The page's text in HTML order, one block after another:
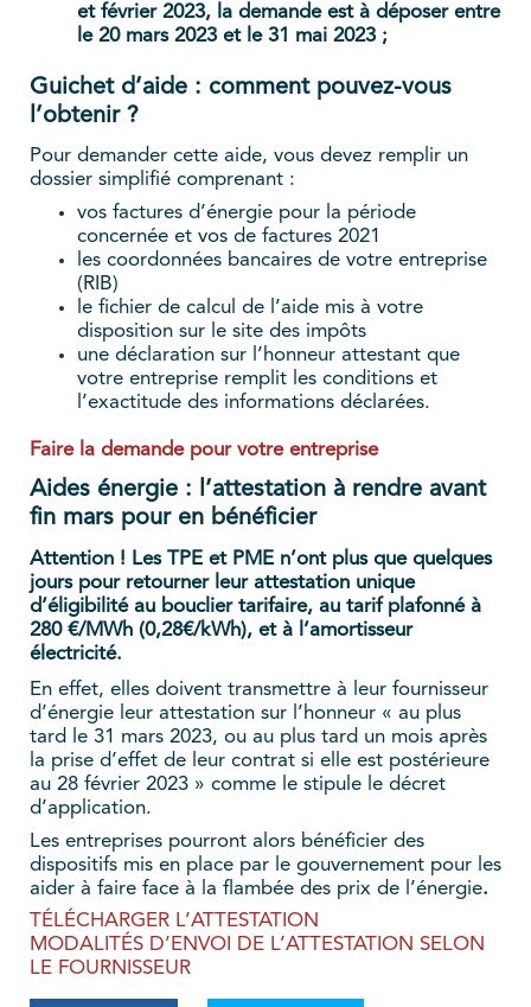
et février 2023, la demande est à déposer entre
le 20 mars 2023 et le 31 mai 2023 ;
Guichet d’aide : comment pouvez-vous
l’obtenir ?
Pour demander cette aide, vous devez remplir un
dossier simplifié comprenant :
vos factures d’énergie pour la période
concernée et vos de factures 2021
les coordonnées bancaires de votre entreprise
(RIB)
le fichier de calcul de l’aide mis à votre
disposition sur le site des impôts
une déclaration sur l’honneur attestant que
votre entreprise remplit les conditions et
l’exactitude des informations déclarées.
Faire la demande pour votre entreprise
Aides énergie : l’attestation à rendre avant
fin mars pour en bénéficier
Attention ! Les TPE et PME n’ont plus que quelques
jours pour retourner leur attestation unique
d’éligibilité au bouclier tarifaire, au tarif plafonné à
280 €/MWh (0,28€/kWh), et à l’amortisseur
électricité.
En effet, elles doivent transmettre à leur fournisseur
d’énergie leur attestation sur l’honneur « au plus
tard le 31 mars 2023, ou au plus tard un mois après
la prise d’effet de leur contrat si elle est postérieure
au 28 février 2023 » comme le stipule le décret
d’application.
Les entreprises pourront alors bénéficier des
dispositifs mis en place par le gouvernement pour les
aider à faire face à la flambée des prix de l’énergie.
TÉLÉCHARGER L’ATTESTATION
MODALITÉS D’ENVOI DE L’ATTESTATION SELON
LE FOURNISSEUR